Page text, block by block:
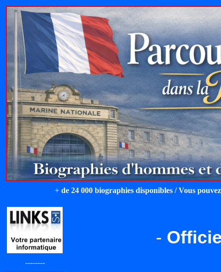
+ de 24 000 biographies disponibles / Vous
--------
-